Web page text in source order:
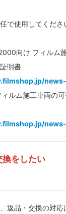
で使用してくださ
向け フィルム
明書
ルム施工車両の
換をしたい
返品・交換の対応